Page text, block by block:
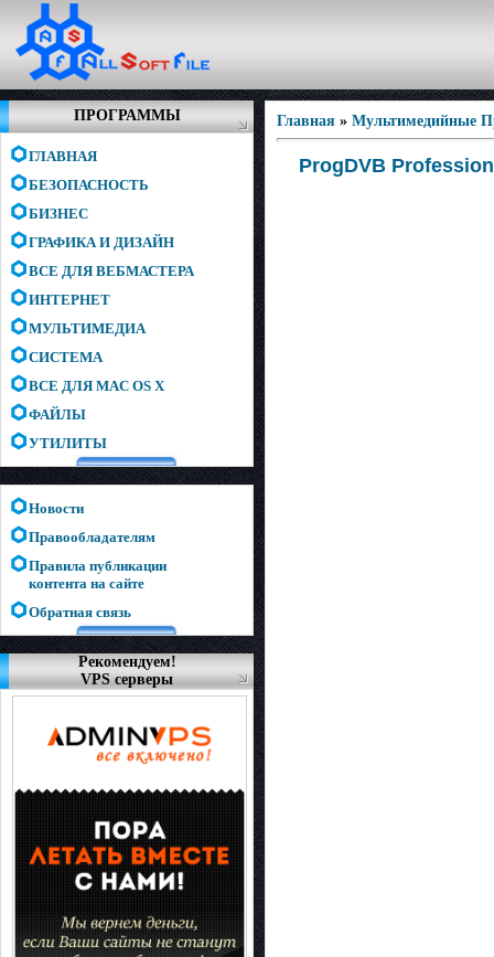
ПРОГРАММЫ
ГЛАВНАЯ
БЕЗОПАСНОСТЬ
БИЗНЕС
ГРАФИКА И ДИЗАЙН
ВСЕ ДЛЯ ВЕБМАСТЕРА
ИНТЕРНЕТ
МУЛЬТИМЕДИА
СИСТЕМА
ВСЕ ДЛЯ MAC OS X
ФАЙЛЫ
УТИЛИТЫ
Новости
Правообладателям
Правила публикации
контента на сайте
Обратная связь
Рекомендуем!
VPS серверы
Главная » Мультимедийные
ProgDVB